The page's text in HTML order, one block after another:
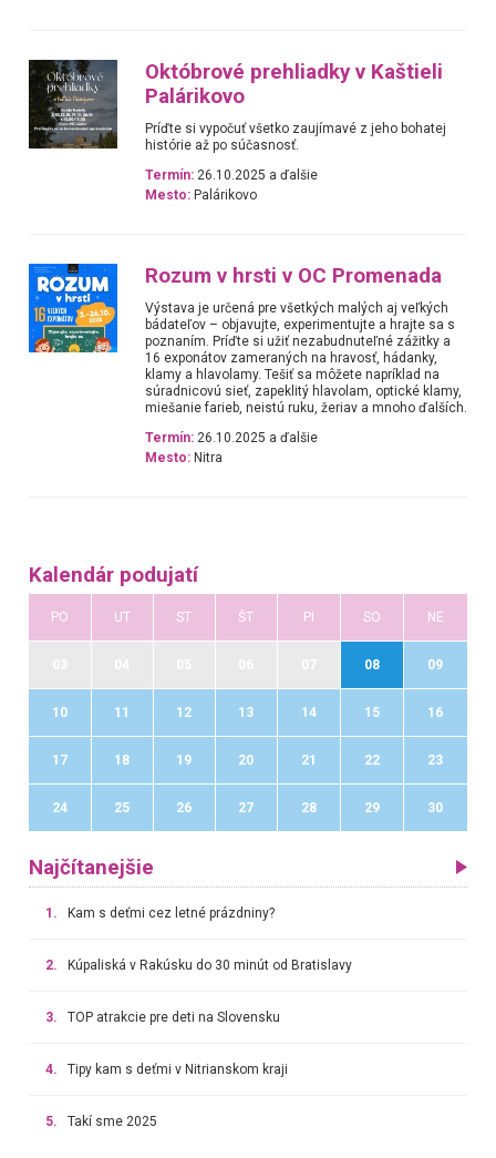
Októbrové prehliadky v Kaštieli
Palárikovo
Príďte si vypočuť všetko zaujímavé z jeho bohatej
histórie až po súčasnosť.
Termín: 26.10.2025 a ďalšie
Mesto: Palárikovo
Rozum v hrsti v OC Promenada
Výstava je určená pre všetkých malých aj veľkých
bádateľov – objavujte, experimentujte a hrajte sa s
poznaním. Príďte si užiť nezabudnuteľné zážitky a
16 exponátov zameraných na hravosť, hádanky,
klamy a hlavolamy. Tešiť sa môžete napríklad na
súradnicovú sieť, zapeklitý hlavolam, optické klamy,
miešanie farieb, neistú ruku, žeriav a mnoho ďalších.
Termín: 26.10.2025 a ďalšie
Mesto: Nitra
Kalendár podujatí
PO UT ST ŠT PI SO NE
08 09
10 11 12 13 14 15 16
17 18 19 20 21 22 23
24 25 26 27 28 29 30
Najčítanejšie
1. Kam s deťmi cez letné prázdniny?
2. Kúpaliská v Rakúsku do 30 minút od Bratislavy
3. TOP atrakcie pre deti na Slovensku
4. Tipy kam s deťmi v Nitrianskom kraji
5. Takí sme 2025